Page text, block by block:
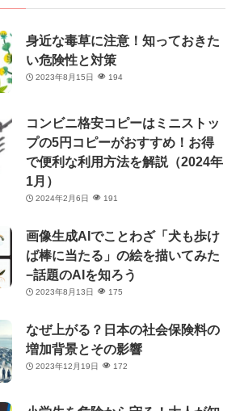
身近な毒草に注意！知っておきた
い危険性と対策
2023年8月15日 194
コンビニ格安コピーはミニストッ
プの5円コピーがおすすめ！お得
で便利な利用方法を解説（2024年
1月）
2024年2月6日 191
画像生成AIでことわざ「犬も歩け
ば棒に当たる」の絵を描いてみた
−話題のAIを知ろう
2023年8月13日 175
なぜ上がる？日本の社会保険料の
増加背景とその影響
2023年12月19日 172